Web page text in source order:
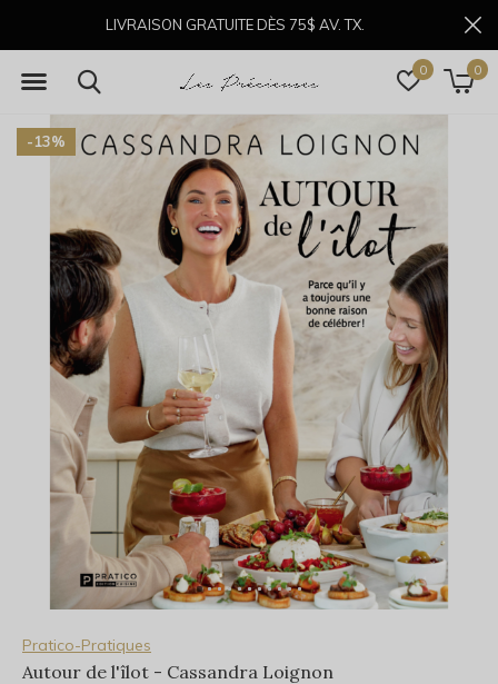
0 0
LIVRAISON GRATUITE DÈS 75$ AV. TX.
-13%
Pratico-Pratiques
Autour de l'îlot - Cassandra Loignon